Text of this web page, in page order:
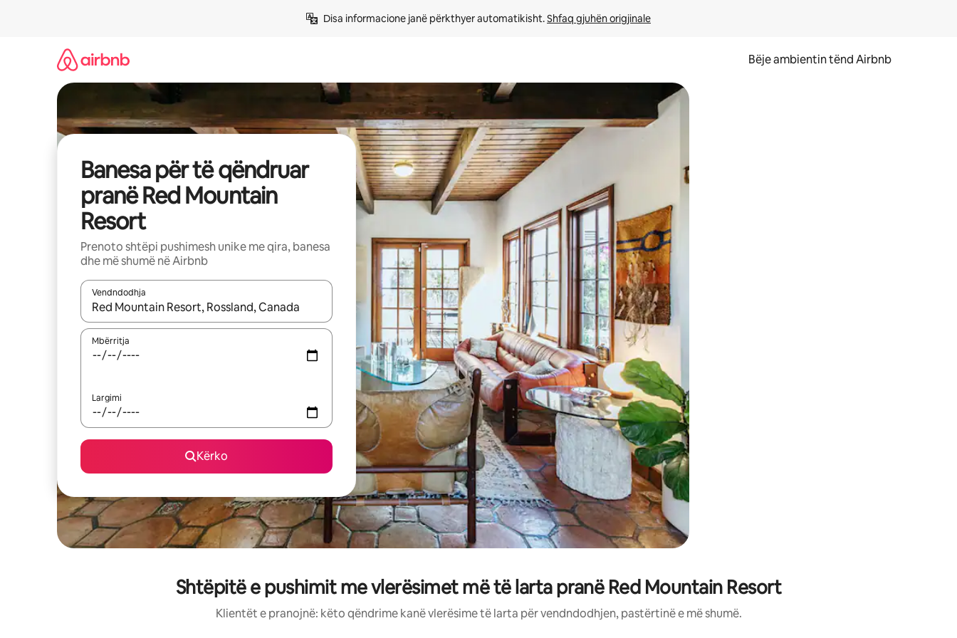
Disa informacione janë përkthyer automatikisht. Shfaq gjuhën origjinale
Bëje ambientin tënd Airbnb
Banesa për të qëndruar
pranë Red Mountain
Resort
Prenoto shtëpi pushimesh unike me qira, banesa
dhe më shumë në Airbnb
Vendndodhja
Kur rezultatet të jenë të disponueshme, lëviz me butonat e shigjetave lart e poshtë ose eksploro duke prekur ose duke lëvizur ekranin.
Mbërritja
Largimi
Kërko
Shtëpitë e pushimit me vlerësimet më të larta pranë Red Mountain Resort
Klientët e pranojnë: këto qëndrime kanë vlerësime të larta për vendndodhjen, pastërtinë e më shumë.